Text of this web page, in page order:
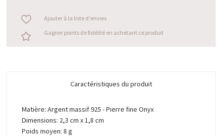
Ajouter à la liste d'envies
Gagner points de fidélité en achetant ce produit
Caractéristiques du produit
Matière: Argent massif 925 - Pierre fine Onyx
Dimensions: 2,3 cm x 1,8 cm
Poids moyen: 8 g